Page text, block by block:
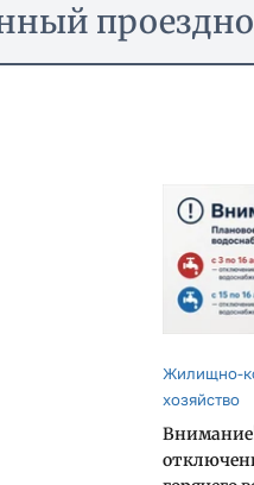
Жилищно-
хозяйство